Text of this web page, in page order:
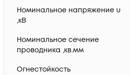
Номинальное напряжение u
,кВ
Номинальное сечение
проводника ,кв.мм
Огнестойкость